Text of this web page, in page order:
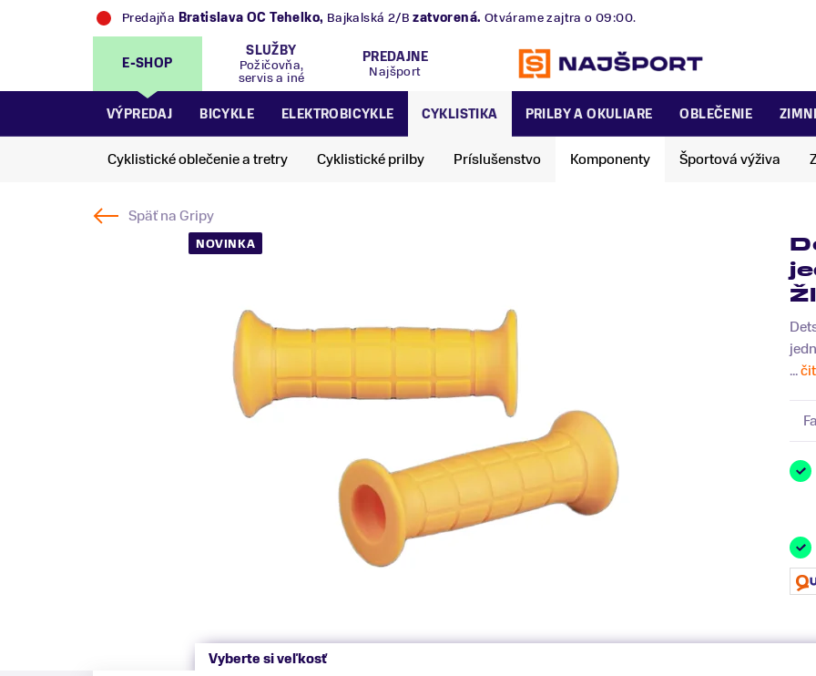
Predajňa Trek Flagship Store Bratislava,Bajkalská 2/Bzatvorená.Otvárame zajtra o 09:00.
E-SHOP
SLUŽBY
Požičovňa,
servis a iné
PREDAJNE
Najšport
VÝPREDAJ BICYKLE ELEKTROBICYKLE CYKLISTIKA PRILBY A OKULIARE OBLEČENIE
Cyklistické oblečenie a tretry Cyklistické prilby Príslušenstvo Komponenty Športová výživa
Späť naGripy
NOVINKA
...
Vyberte si veľkosť